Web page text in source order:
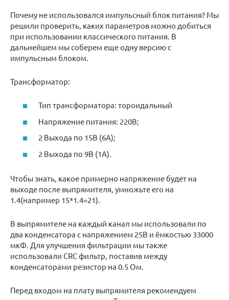
Почему не использовался импульсный блок питания? Мы
решили проверить, каких параметров можно добиться
при использовании классического питания. В
дальнейшем мы соберем еще одну версию с
импульсным блоком.
Трансформатор:
Тип трансформатора: тороидальный
Напряжение питания: 220В;
2 Выхода по 15В (6А);
2 Выхода по 9В (1А).
Чтобы знать, какое примерно напряжение будет на
выходе после выпрямителя, умножьте его на
1.4(например 15*1.4=21).
В выпрямителе на каждый канал мы использовали по
два конденсатора с напряжением 25В и ёмкостью 33000
мкФ. Для улучшения фильтрации мы также
использовали CRC фильтр, поставив между
конденсаторами резистор на 0.5 Ом.
Перед входом на плату выпрямителя рекомендуем